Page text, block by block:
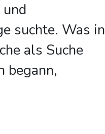
suchte. Was in
als Suche
begann,